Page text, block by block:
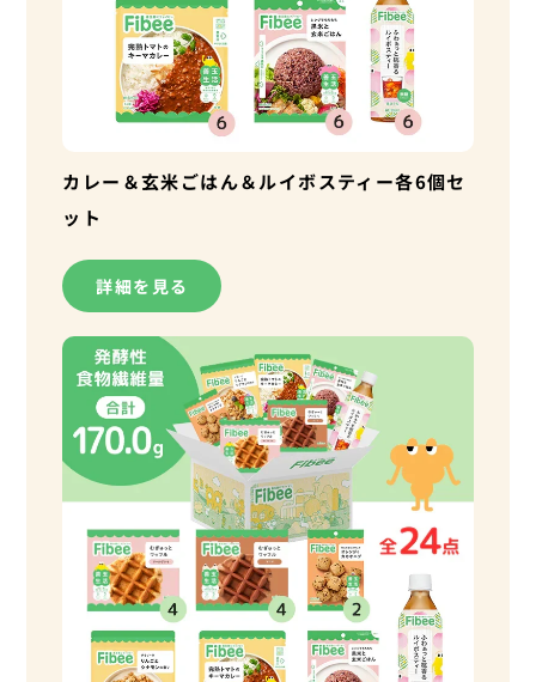
カレー＆玄米ごはん＆ルイボスティー各6個セ
ット
詳細を見る